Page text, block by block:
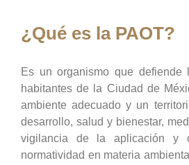
¿Qué es la PAOT?
Es un organismo que defiende
habitantes de la Ciudad de
ambiente adecuado y un
desarrollo, salud y bienestar,
vigilancia de la aplicación y
normatividad en materia